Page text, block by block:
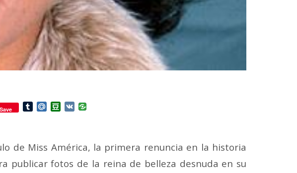
Save TumblrMail.RuDouban
VK
de Miss América, la primera renuncia en la historia
publicar fotos de la reina de belleza desnuda en su